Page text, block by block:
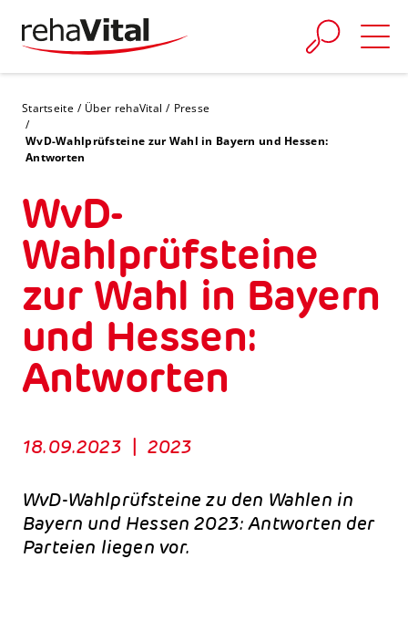
Startseite Über rehaVital Presse
WvD-Wahlprüfsteine zur Wahl in Bayern und Hessen:
Antworten
WvD-
Wahlprüfsteine
zur Wahl in Bayern
und Hessen:
Antworten
18.09.2023 | 2023
WvD-Wahlprüfsteine zu den Wahlen in
Bayern und Hessen 2023: Antworten der
Parteien liegen vor.